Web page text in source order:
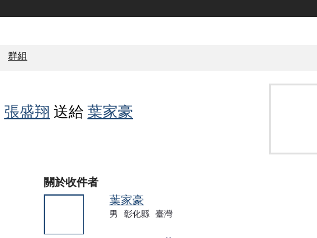
群組
張盛翔 送給 葉家豪
關於收件者
葉家豪
男 彰化縣 臺灣